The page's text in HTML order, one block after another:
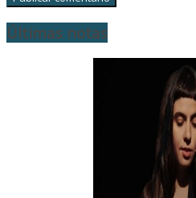
Últimas notas